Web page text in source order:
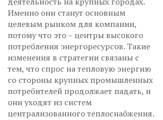
Именно они станут основным
целевым рынком для компании,
потому что это – центры высокого
потребления энергоресурсов. Такие
изменения в стратегии связаны с
тем, что спрос на тепловую энергию
со стороны крупных промышленных
потребителей продолжает падать, и
они уходят из систем
централизованного теплоснабжения.